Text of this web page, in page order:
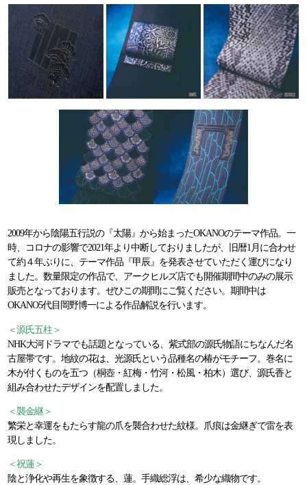
2009年から陰陽五行説の『太陽』から始まったOKANOのテーマ作品。一
時、コロナの影響で2021年より中断しておりましたが、旧暦1月に合わせ
て約４年ぶりに、テーマ作品『甲辰』を発表させていただく運びになり
ました。数量限定の作品で、アークヒルズ店でも開催期間中のみの展示
販売となっております。ぜひこの期間にご覧ください。期間中は
OKANO5代目岡野博一による作品解説を行います。
＜源氏五柱＞
NHK大河ドラマでも話題となっている、紫式部の源氏物語にちなんだ名
古屋帯です。地紋の花は、光源氏という品種名の椿がモチーフ。巻名に
木が付くものを五つ（桐壺・紅梅・竹河・松風・柏木）選び、源氏香と
組み合わせたデザインを配置しました。
＜襲金継＞
繁栄と幸運をもたらす龍の爪を襲合わせた紋様。爪痕は金継ぎで雷を表
現しました。
＜祝蓮＞
陰と浄化や再生を象徴する、蓮。手織総浮は、希少な織物です。